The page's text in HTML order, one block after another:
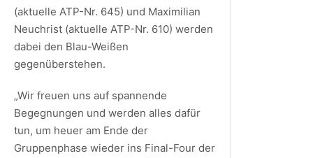
(aktuelle ATP-Nr. 645) und Maximilian
Neuchrist (aktuelle ATP-Nr. 610) werden
dabei den Blau-Weißen
gegenüberstehen.
„Wir freuen uns auf spannende
Begegnungen und werden alles dafür
tun, um heuer am Ende der
Gruppenphase wieder ins Final-Four der